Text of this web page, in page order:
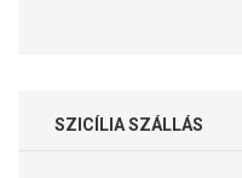
SZICÍLIA SZÁLLÁS